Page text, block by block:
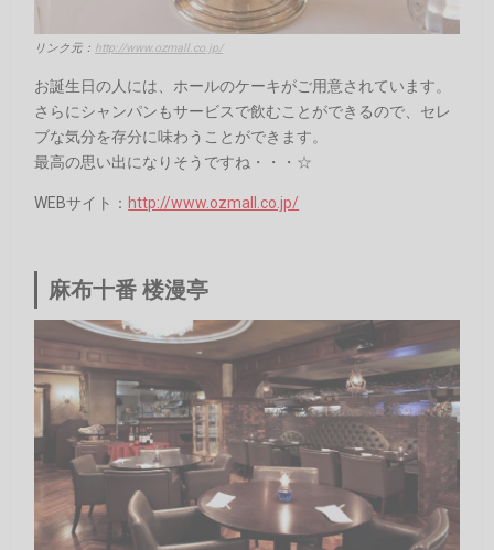
リンク元： http://www.ozmall.co.jp/
お誕生日の人には、ホールのケーキがご用意されています。
さらにシャンパンもサービスで飲むことができるので、セレ
ブな気分を存分に味わうことができます。
最高の思い出になりそうですね・・・☆
WEBサイト： http://www.ozmall.co.jp/
麻布十番 楼漫亭